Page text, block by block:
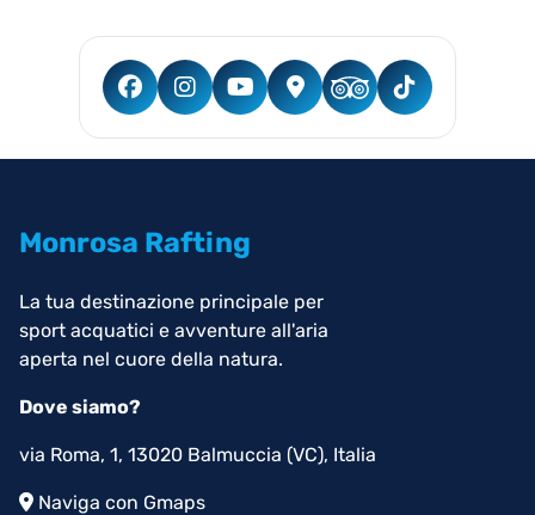
Monrosa Rafting
La tua destinazione principale per
sport acquatici e avventure all'aria
aperta nel cuore della natura.
Dove siamo?
via Roma, 1, 13020 Balmuccia (VC), Italia
Naviga con Gmaps